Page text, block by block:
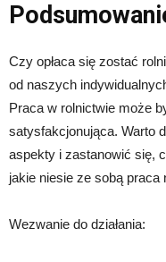
Czy opłaca się zostać
od naszych
Praca w rolnictwie może
satysfakcjonująca. Warto
aspekty i zastanowić się,
jakie niesie ze sobą praca
Wezwanie do działania: